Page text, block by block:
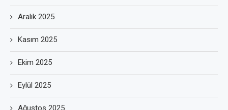
Aralık 2025
Kasım 2025
Ekim 2025
Eylül 2025
Ağustos 2025